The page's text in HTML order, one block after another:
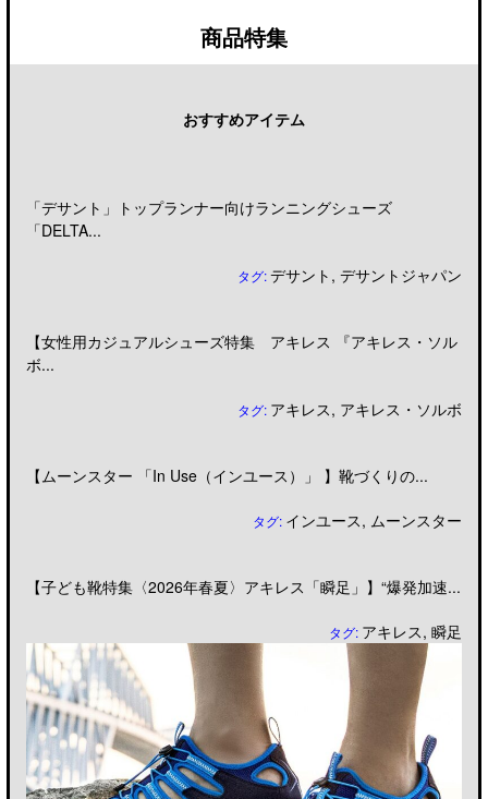
商品特集
おすすめアイテム
「デサント」トップランナー向けランニングシューズ
「DELTA...
タグ:デサント ,デサントジャパン
【女性用カジュアルシューズ特集 アキレス 『アキレス・ソル
ボ...
タグ: アキレス, アキレス・ソルボ
【ムーンスター 「In Use（インユース）」 】靴づくりの...
タグ: インユース, ムーンスター
【子ども靴特集〈2026年春夏〉アキレス「瞬足」】“爆発加速...
タグ: アキレス,瞬足